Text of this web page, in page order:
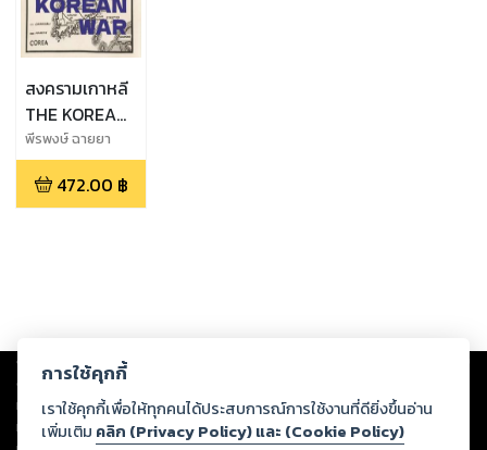
สงครามเกาหลี
THE KOREAN
WAR
พีรพงษ์ ฉายยา
ยนต์
472.00 ฿
Copyright © 2026
ต่อผลงานหรือเนื้อหาใดที่อัปโหลดผ่านเว็บไซต์และปรากฏว่าละเมิดสิทธิใน
ทรัพย์สินทางปัญญาของบุคคลอื่นหรือขัดต่อกฎหมายและศีลธรรม ดังนั้น ผู้อ่าน
ทุกท่านโปรดใช้วิจารณญาณในการกลั่นกรองด้วยตนเอง และหากท่านพบว่าส่วน
การใช้คุกกี้
เราใช้คุกกี้เพื่อให้ทุกคนได้ประสบการณ์การใช้งานที่ดียิ่งขึ้นอ่าน
เพิ่มเติม คลิก (Privacy Policy) และ (Cookie Policy)